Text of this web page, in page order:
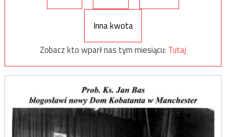
Inna kwota
Zobacz kto wparł nas tym miesiącu: Tutaj